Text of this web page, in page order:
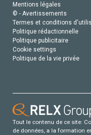
Mentions légales
© - Avertissements
Termes et conditions
Politique rédactionnelle
Politique publicitaire
Cookie settings
Politique de la vie privée
Tout le contenu de ce site:
de données, a la formation